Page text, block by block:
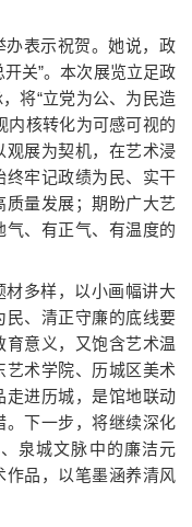
表示祝贺。她说，政
关”。本次展览立足政
将“立党为公、为民造
内核转化为可感可视的
展为契机，在艺术浸
牢记政绩为民、实干
量发展；期盼广大艺
、有正气、有温度的
多样，以小画幅讲大
、清正守廉的底线要
意义，又饱含艺术温
艺术学院、历城区美术
进历城，是馆地联动
下一步，将继续深化
泉城文脉中的廉洁元
品，以笔墨涵养清风